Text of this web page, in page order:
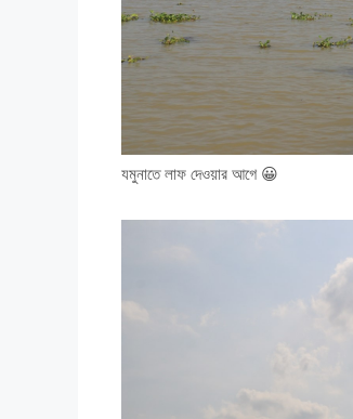
যমুনাতে লাফ দেওয়ার আগে 😀